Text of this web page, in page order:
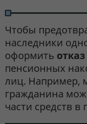
Чтобы
наследники
оформить
пенсионных
лиц. Например,
гражданина
части средств